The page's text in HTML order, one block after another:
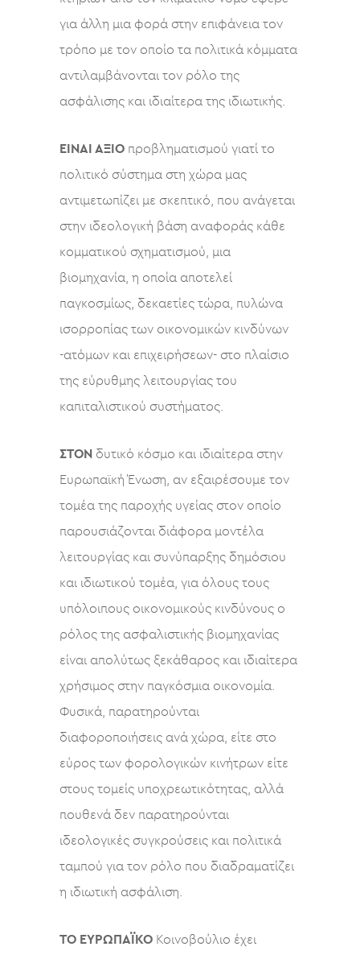
για άλλη μια φορά στην επιφάνεια τον
τρόπο με τον οποίο τα πολιτικά κόμματα
αντιλαμβάνονται τον ρόλο της
ασφάλισης και ιδιαίτερα της ιδιωτικής.
ΕΙΝΑΙ ΑΞΙΟ προβληματισμού γιατί το
πολιτικό σύστημα στη χώρα μας
αντιμετωπίζει με σκεπτικό, που ανάγεται
στην ιδεολογική βάση αναφοράς κάθε
κομματικού σχηματισμού, μια
βιομηχανία, η οποία αποτελεί
παγκοσμίως, δεκαετίες τώρα, πυλώνα
ισορροπίας των οικονομικών κινδύνων
-ατόμων και επιχειρήσεων- στο πλαίσιο
της εύρυθμης λειτουργίας του
καπιταλιστικού συστήματος.
ΣΤΟΝ δυτικό κόσμο και ιδιαίτερα στην
Ευρωπαϊκή Ένωση, αν εξαιρέσουμε τον
τομέα της παροχής υγείας στον οποίο
παρουσιάζονται διάφορα μοντέλα
λειτουργίας και συνύπαρξης δημόσιου
και ιδιωτικού τομέα, για όλους τους
υπόλοιπους οικονομικούς κινδύνους ο
ρόλος της ασφαλιστικής βιομηχανίας
είναι απολύτως ξεκάθαρος και ιδιαίτερα
χρήσιμος στην παγκόσμια οικονομία.
Φυσικά, παρατηρούνται
διαφοροποιήσεις ανά χώρα, είτε στο
εύρος των φορολογικών κινήτρων είτε
στους τομείς υποχρεωτικότητας, αλλά
πουθενά δεν παρατηρούνται
ιδεολογικές συγκρούσεις και πολιτικά
ταμπού για τον ρόλο που διαδραματίζει
η ιδιωτική ασφάλιση.
ΤΟ ΕΥΡΩΠΑΪΚΟ Κοινοβούλιο έχει